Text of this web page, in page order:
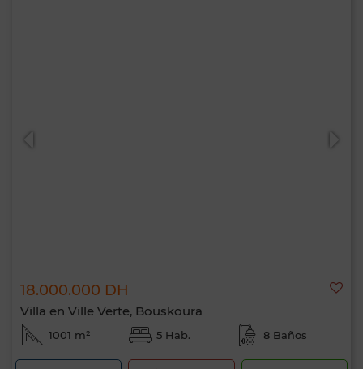
18.000.000 DH
Villa en Ville Verte, Bouskoura
1001 m² 5 Hab. 8 Baños